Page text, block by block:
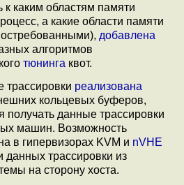
к каким областям памяти
а какие области памяти
добавлена
алгоритмов
тюнинга квот.
трассировки реализована
кольцевых буферов,
получать данные трассировки
машин. Возможность
в гипервизорах KVM и nVHE
данных трассировки из
на сторону хоста.